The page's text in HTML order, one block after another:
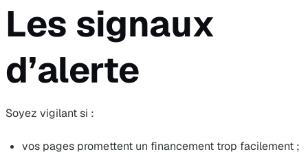
Les signaux
d’alerte
Soyez vigilant si :
vos pages promettent un financement trop facilement ;